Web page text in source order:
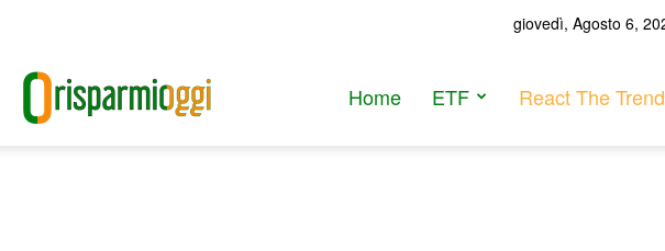
giovedì, Agosto 6,
Home ETF React The Trend